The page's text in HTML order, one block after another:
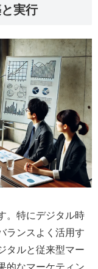
実行
。特にデジタル時
ランスよく活用す
タルと従来型マー
的なマーケティン